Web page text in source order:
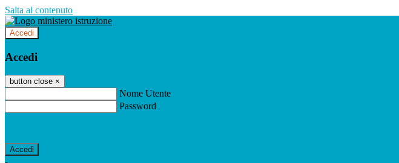
Salta al contenuto
Accedi
Accedi
button close ×
Nome Utente
Password